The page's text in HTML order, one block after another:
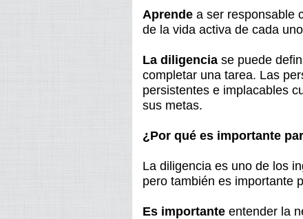
Aprende a ser responsable
de la vida activa de cada
La diligencia se puede
completar una tarea. Las
persistentes e implacables
sus metas.
¿Por qué es importante
La diligencia es uno de los
pero también es importante
Es importante entender la